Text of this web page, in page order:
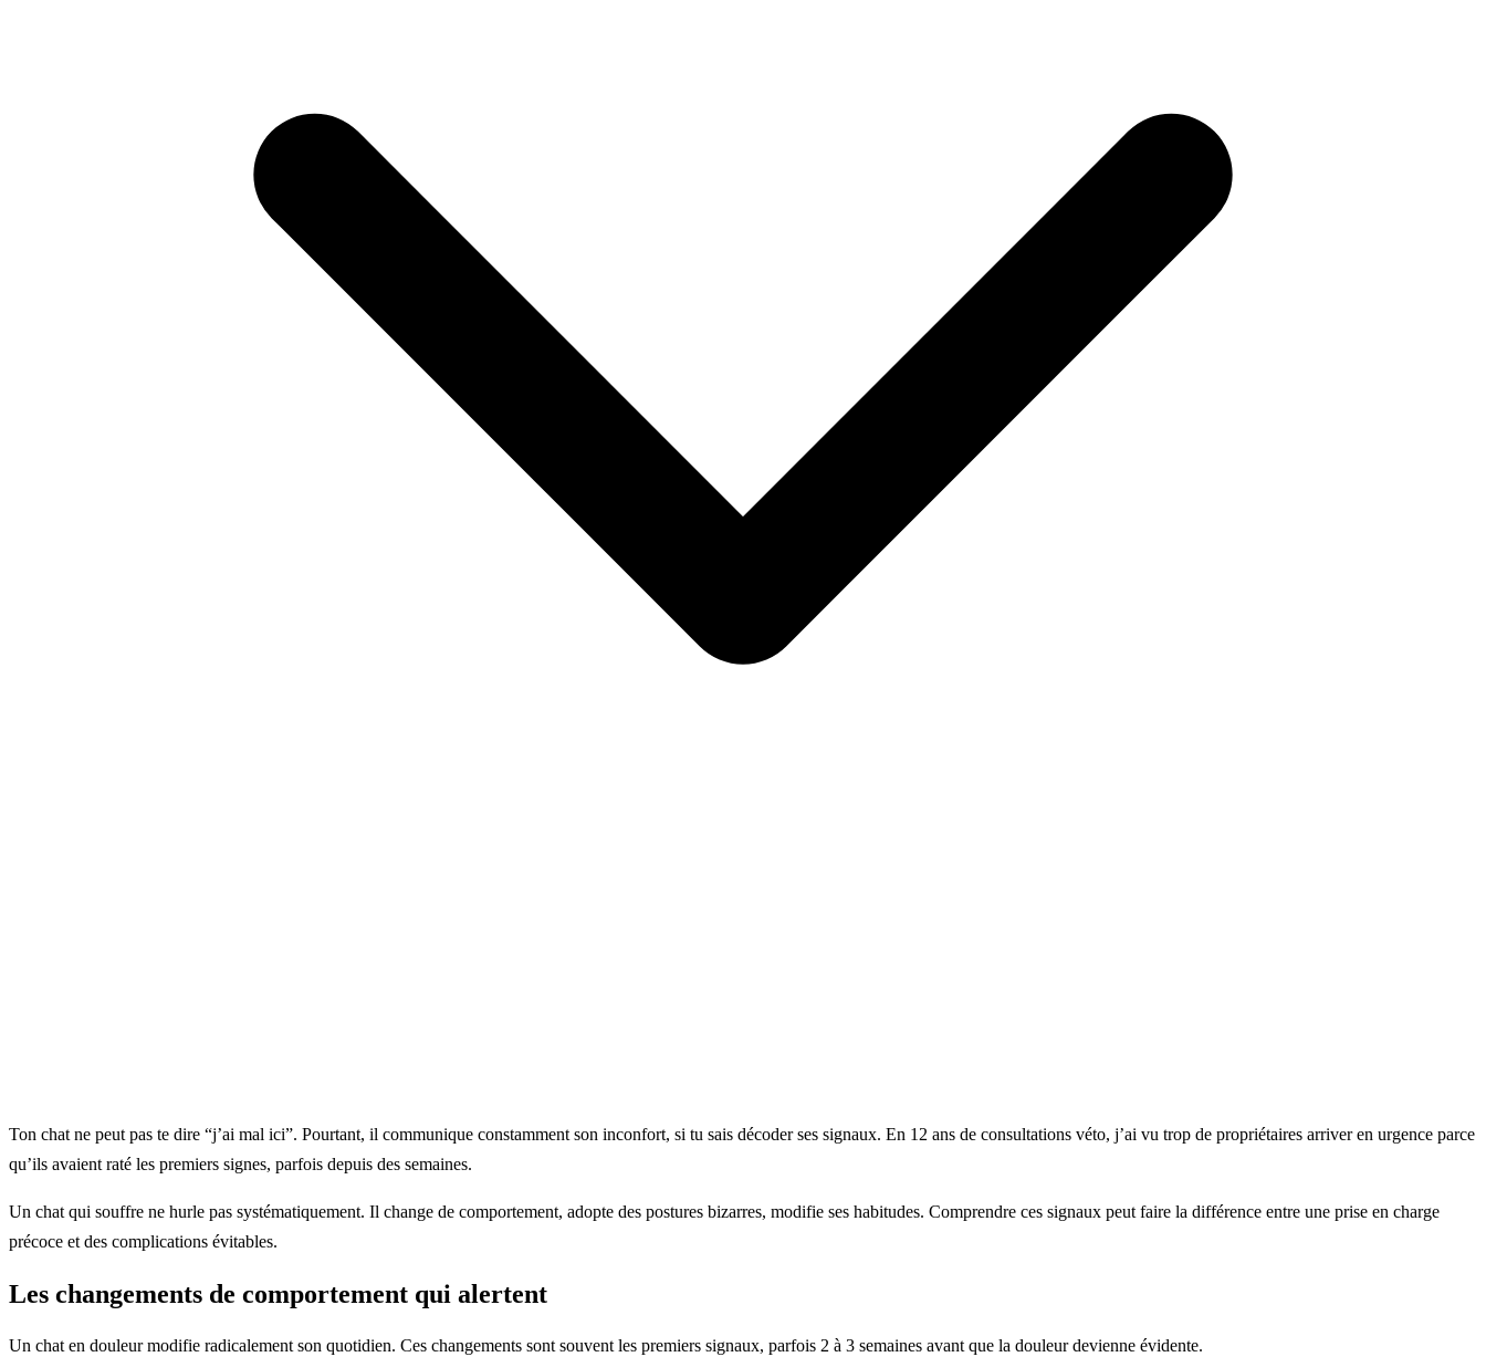
Ton chat ne peut pas te dire “j’ai mal ici”. Pourtant, il communique constamment son inconfort, si tu sais décoder ses signaux. En 12 ans de consultations véto, j’ai vu trop de propriétaires arriver en urgence parce
qu’ils avaient raté les premiers signes, parfois depuis des semaines.
Un chat qui souffre ne hurle pas systématiquement. Il change de comportement, adopte des postures bizarres, modifie ses habitudes. Comprendre ces signaux peut faire la différence entre une prise en charge
précoce et des complications évitables.
Les changements de comportement qui alertent
Un chat en douleur modifie radicalement son quotidien. Ces changements sont souvent les premiers signaux, parfois 2 à 3 semaines avant que la douleur devienne évidente.